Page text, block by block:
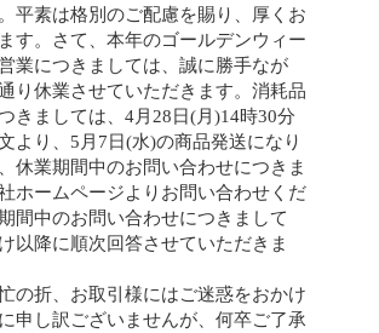
平素は格別のご配慮を賜り、厚くお
す。さて、本年のゴールデンウィー
業につきましては、誠に勝手なが
り休業させていただきます。消耗品
きましては、4月28日(月)14時30分
より、5月7日(水)の商品発送になり
休業期間中のお問い合わせにつきま
ホームページよりお問い合わせくだ
間中のお問い合わせにつきまして
以降に順次回答させていただきま
の折、お取引様にはご迷惑をおかけ
申し訳ございませんが、何卒ご了承